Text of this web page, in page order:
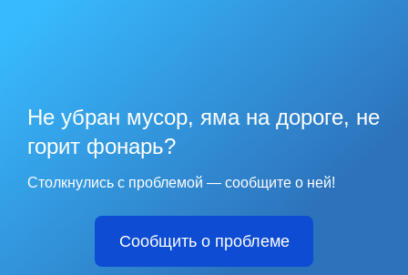
Не убран мусор, яма на дороге, не
горит фонарь?
Столкнулись с проблемой — сообщите о ней!
Сообщить о проблеме